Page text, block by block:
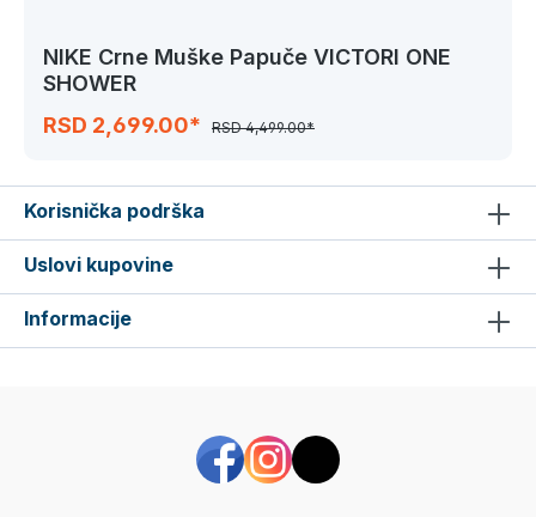
NIKE Crne Muške Papuče VICTORI ONE
SHOWER
RSD 2,699.00*
RSD 4,499.00*
Korisnička podrška
Uslovi kupovine
Informacije